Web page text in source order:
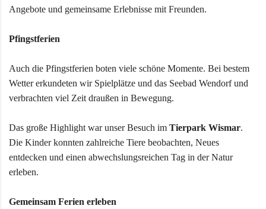
Angebote und gemeinsame Erlebnisse mit Freunden.
Pfingstferien
Auch die Pfingstferien boten viele schöne Momente. Bei bestem
Wetter erkundeten wir Spielplätze und das Seebad Wendorf und
verbrachten viel Zeit draußen in Bewegung.
Das große Highlight war unser Besuch im Tierpark Wismar.
Die Kinder konnten zahlreiche Tiere beobachten, Neues
entdecken und einen abwechslungsreichen Tag in der Natur
erleben.
Gemeinsam Ferien erleben